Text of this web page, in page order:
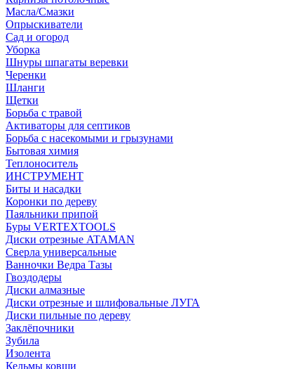
Масла/Смазки
Опрыскиватели
Сад и огород
Уборка
Шнуры шпагаты веревки
Черенки
Шланги
Щетки
Борьба с травой
Активаторы для септиков
Борьба с насекомыми и грызунами
Бытовая химия
Теплоноситель
ИНСТРУМЕНТ
Биты и насадки
Коронки по дереву
Паяльники припой
Буры VERTEXTOOLS
Диски отрезные ATAMAN
Сверла универсальные
Ванночки Ведра Тазы
Гвоздодеры
Диски алмазные
Диски отрезные и шлифовальные ЛУГА
Диски пильные по дереву
Заклёпочники
Зубила
Изолента
Кельмы ковши